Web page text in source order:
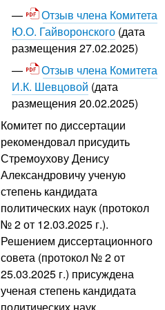
Отзыв члена Комитета
Ю.О. Гайворонского (дата
размещения 27.02.2025)
Отзыв члена Комитета
И.К. Шевцовой (дата
размещения 20.02.2025)
Комитет по диссертации
рекомендовал присудить
Стремоухову Денису
Александровичу ученую
степень кандидата
политических наук (протокол
№ 2 от 12.03.2025 г.).
Решением диссертационного
совета (протокол № 2 от
25.03.2025 г.) присуждена
ученая степень кандидата